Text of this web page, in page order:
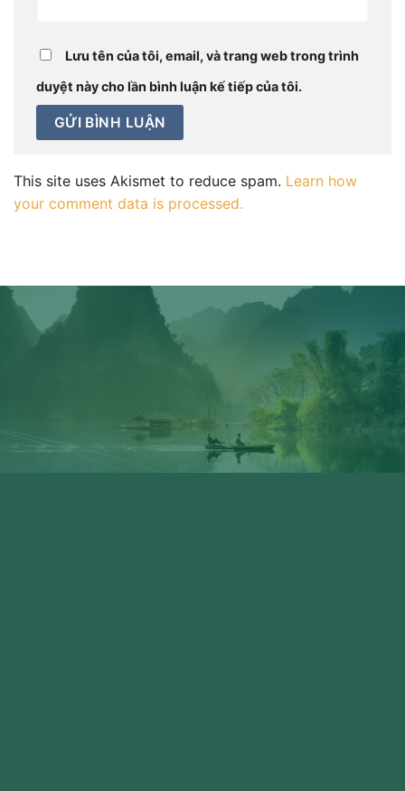
Lưu tên của tôi, email, và trang web trong trình
duyệt này cho lần bình luận kế tiếp của tôi.
This site uses Akismet to reduce spam. Learn how
your comment data is processed.